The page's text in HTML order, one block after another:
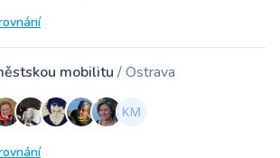
mobilitu / Ostrava